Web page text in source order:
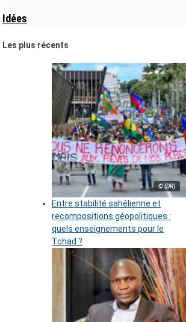
Idées
Les plus récents
© (DR)
Entre stabilité sahélienne et
recompositions géopolitiques :
quels enseignements pour le
Tchad ?